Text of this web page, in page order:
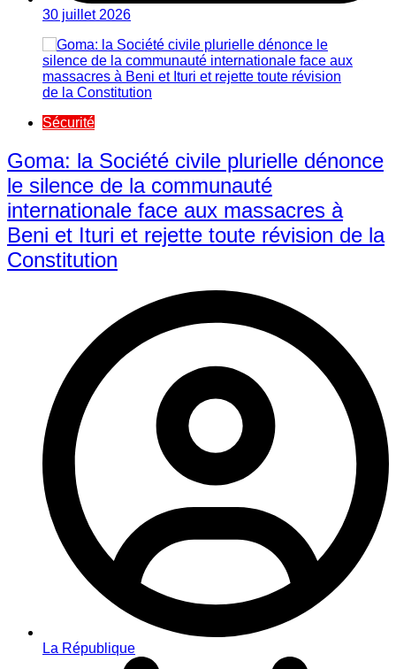
30 juillet 2026
Sécurité
Goma: la Société civile plurielle dénonce
le silence de la communauté
internationale face aux massacres à
Beni et Ituri et rejette toute révision de la
Constitution
La République